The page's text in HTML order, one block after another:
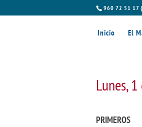
960 72 51 17
Inicio El
Lunes,
PRIMEROS